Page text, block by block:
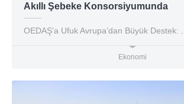
Akıllı Şebeke Konsorsiyumunda
OEDAŞ’a Ufuk Avrupa’dan Büyük Destek: ...
Ekonomi